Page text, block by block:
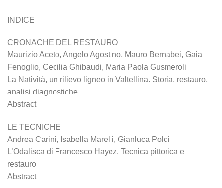
INDICE
CRONACHE DEL RESTAURO
Maurizio Aceto, Angelo Agostino, Mauro Bernabei, Gaia
Fenoglio, Cecilia Ghibaudi, Maria Paola Gusmeroli
La Natività, un rilievo ligneo in Valtellina. Storia, restauro,
analisi diagnostiche
Abstract
LE TECNICHE
Andrea Carini, Isabella Marelli, Gianluca Poldi
L’Odalisca di Francesco Hayez. Tecnica pittorica e
restauro
Abstract